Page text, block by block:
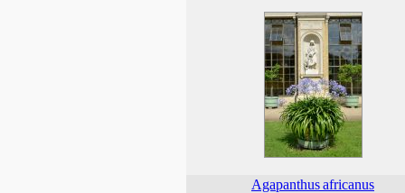
Agapanthusafricanus